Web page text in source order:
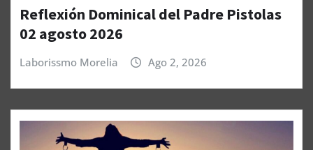
Reflexión Dominical del Padre Pistolas
02 agosto 2026
Laborissmo Morelia Ago 2, 2026